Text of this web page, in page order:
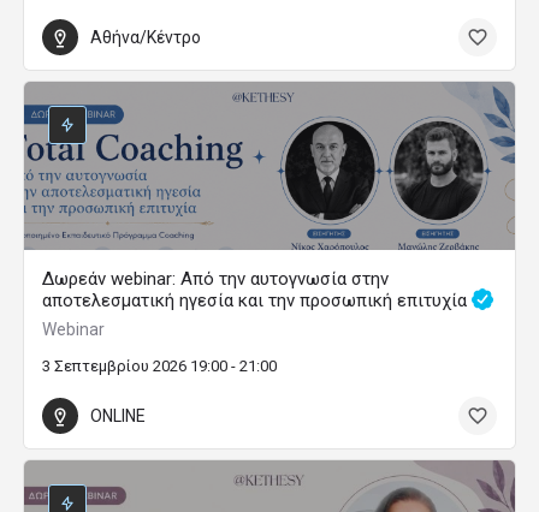
Αθήνα/Κέντρο
Δωρεάν webinar: Από την αυτογνωσία στην
αποτελεσματική ηγεσία και την προσωπική επιτυχία
Webinar
3 Σεπτεμβρίου 2026 19:00 - 21:00
ONLINE